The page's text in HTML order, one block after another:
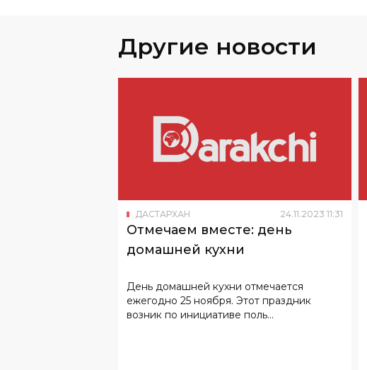
Другие новости
ДАСТАРХАН 24.11.2023 11:31
Отмечаем вместе: день
домашней кухни
День домашней кухни отмечается
ежегодно 25 ноября. Этот праздник
возник по инициативе поль...